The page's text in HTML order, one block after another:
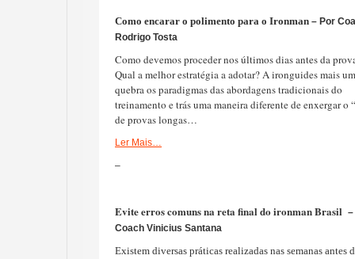
Como encarar o polimento para o Ironman – Por
Rodrigo Tosta
Como devemos proceder nos últimos dias antes da
Qual a melhor estratégia a adotar? A ironguides mais
quebra os paradigmas das abordagens tradicionais do
treinamento e trás uma maneira diferente de enxergar o
de provas longas…
Ler Mais…
–
Evite erros comuns na reta final do ironman Brasil –
Coach Vinicius Santana
Existem diversas práticas realizadas nas semanas antes